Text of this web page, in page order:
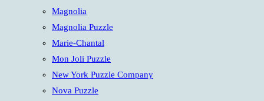
Magnolia
Magnolia Puzzle
Marie-Chantal
Mon Joli Puzzle
New York Puzzle Company
Nova Puzzle